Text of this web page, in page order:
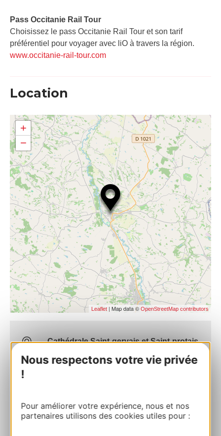
Nous respectons votre vie privée
!
Pour améliorer votre expérience, nous et nos
partenaires utilisons des cookies utiles pour :
Pass Occitanie Rail Tour​
Choisissez le pass Occitanie Rail Tour et son tarif
préférentiel pour voyager avec liO à travers la région.
www.occitanie-rail-tour.com
Location
+
−
Leaflet | Map data © OpenStreetMap contributors
Cathédrale Saint-gervais et Saint-protais
LECTOURE
05 62 68 70 22